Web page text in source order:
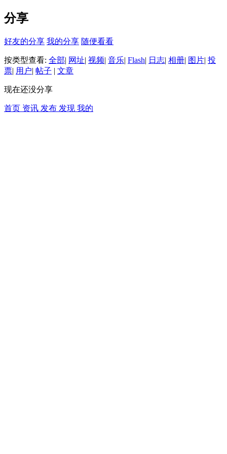
分享
好友的分享 我的分享 随便看看
按类型查看: 全部| 网址| 视频| 音乐| Flash| 日志| 相册| 图片| 投
票| 用户| 帖子 | 文章
现在还没分享
首页 资讯 发布 发现 我的